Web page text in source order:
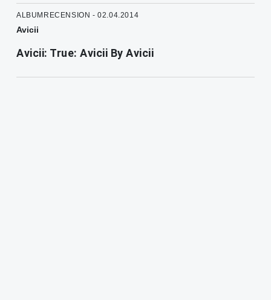
ALBUMRECENSION - 02.04.2014
Avicii
Avicii: True: Avicii By Avicii